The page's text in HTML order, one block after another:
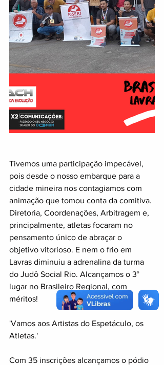
Tivemos uma participação impecável,
pois desde o nosso embarque para a
cidade mineira nos contagiamos com
animação que tomou conta da comitiva.
Diretoria, Coordenações, Arbitragem e,
principalmente, atletas focaram no
pensamento único de abraçar o
objetivo vitorioso. E nem o frio em
Lavras diminuiu a adrenalina da turma
do Judô Social Rio. Alcançamos o 3°
lugar no Brasileiro Regional, com
méritos!
'Vamos aos Artistas do Espetáculo, os
Atletas.'
Com 35 inscrições alcançamos o pódio